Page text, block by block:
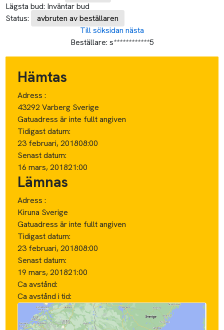
Lägsta bud: Inväntar bud
Status:
avbruten av beställaren
Till söksidan nästa
Beställare: s************5
Hämtas
Adress :
43292 Varberg Sverige
Gatuadress är inte fullt angiven
Tidigast datum:
23 februari, 201808:00
Senast datum:
16 mars, 201821:00
Lämnas
Adress :
Kiruna Sverige
Gatuadress är inte fullt angiven
Tidigast datum:
23 februari, 201808:00
Senast datum:
19 mars, 201821:00
Ca avstånd:
Ca avstånd i tid: